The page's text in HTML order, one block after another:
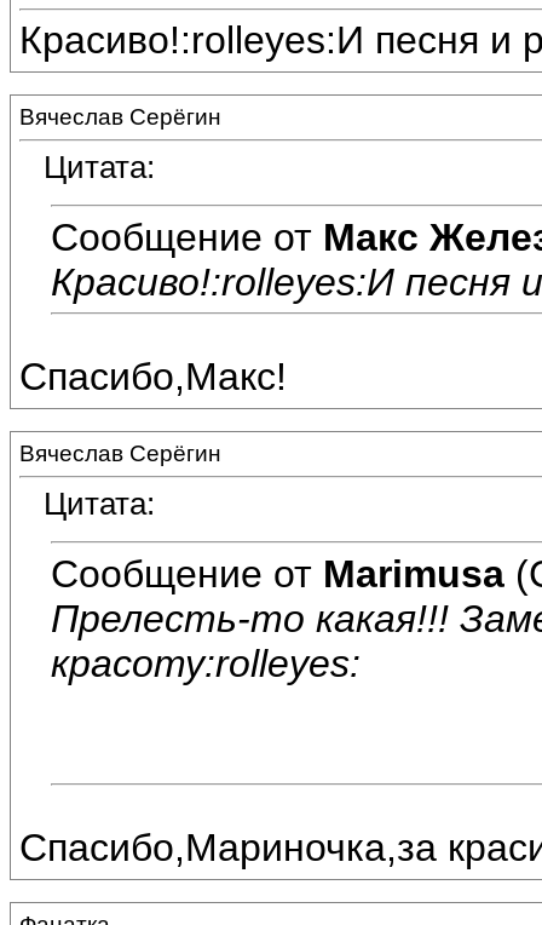
Красиво!:rolleyes:И песня и
Вячеслав Серёгин
Цитата:
Сообщение от Макс
Красиво!:rolleyes:И песня
Спасибо,Макс!
Вячеслав Серёгин
Цитата:
Сообщение от Marimusa
Прелесть-то какая!!!
красоту:rolleyes:
Спасибо,Мариночка,за